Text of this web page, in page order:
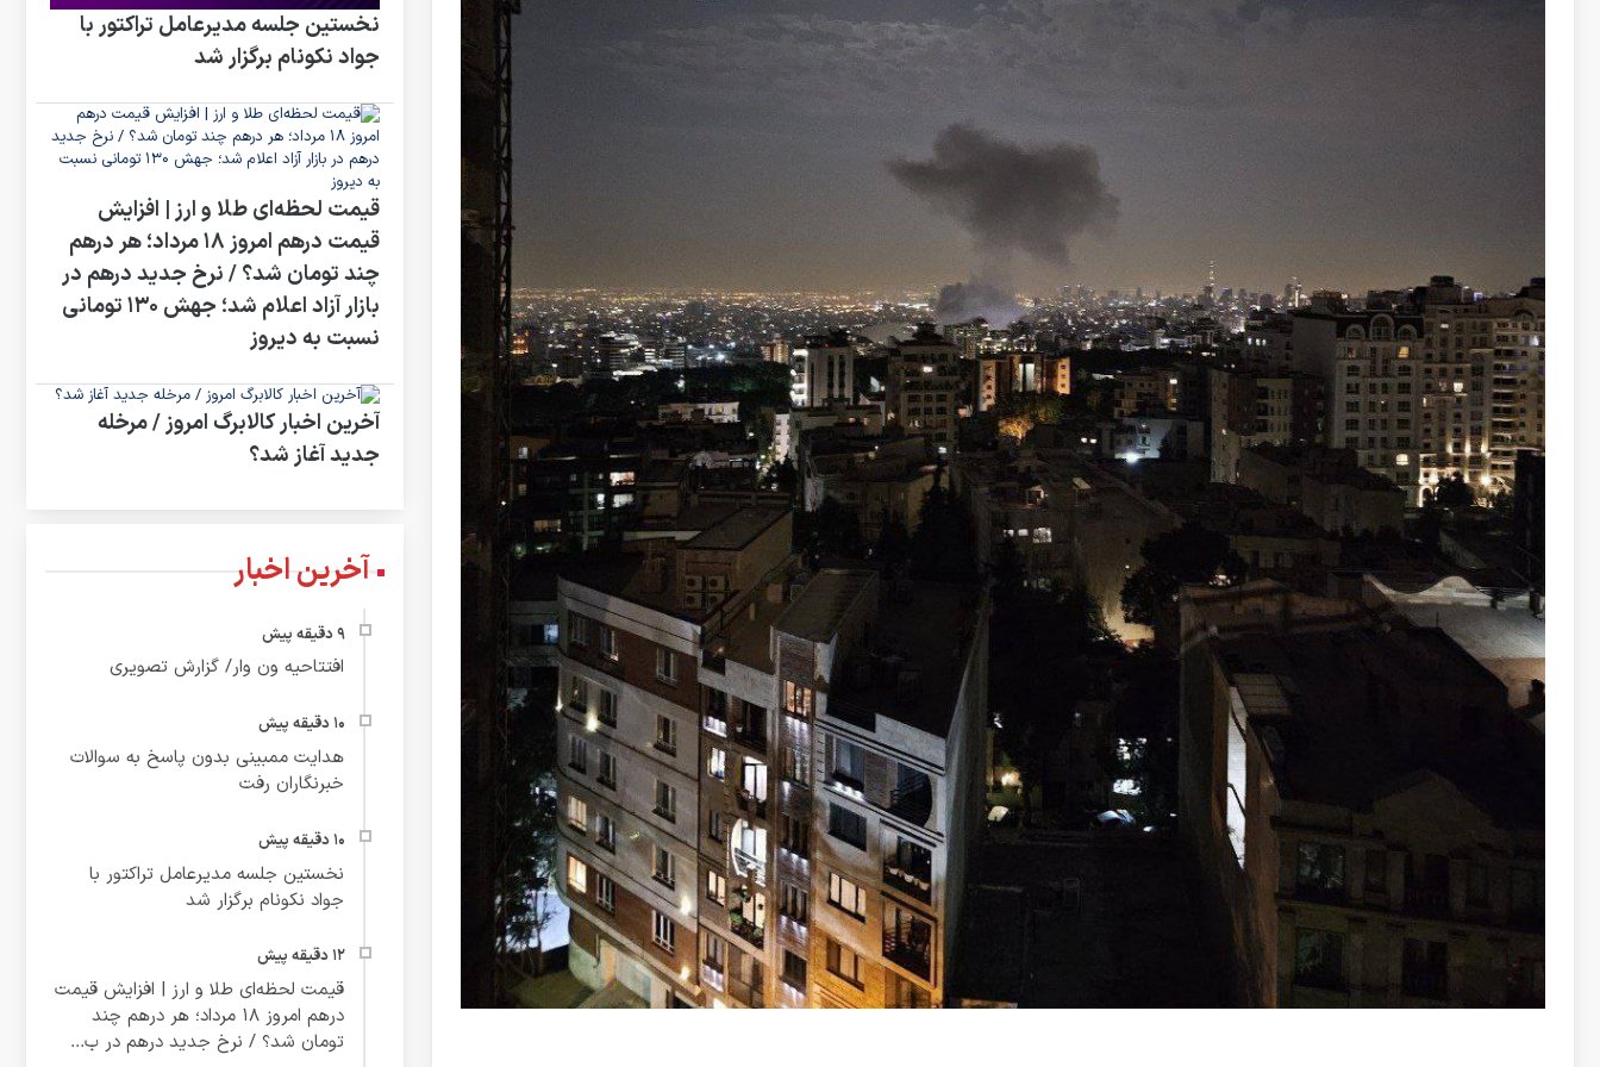
نخستین جلسه مدیرعامل تراکتور با
جواد نکونام برگزار شد
قیمت لحظه‌ای طلا و ارز | افزایش
قیمت درهم امروز ۱۸ مرداد؛ هر درهم
چند تومان شد؟ / نرخ جدید درهم در
بازار آزاد اعلام شد؛ جهش ۱۳۰ تومانی
نسبت به دیروز
آخرین اخبار کالابرگ امروز / مرخله
جدید آغاز شد؟
آخرین اخبار
افتتاحیه ون وار/ گزارش تصویری
هدایت ممبینی بدون پاسخ به سوالات
خبرنگاران رفت
نخستین جلسه مدیرعامل تراکتور با
جواد نکونام برگزار شد
قیمت لحظه‌ای طلا و ارز | افزایش قیمت
درهم امروز ۱۸ مرداد؛ هر درهم چند
تومان شد؟ / نرخ جدید درهم در ب...